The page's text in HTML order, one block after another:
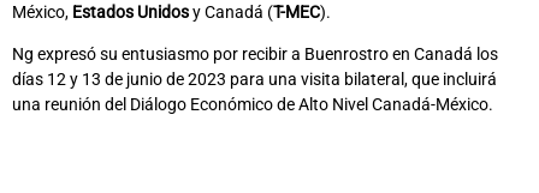
México, Estados Unidosy Canadá (T-MEC).
Ng expresó su entusiasmo por recibir a Buenrostro en Canadá los
días 12 y 13 de junio de 2023 para una visita bilateral, que incluirá
una reunión del Diálogo Económico de Alto Nivel Canadá-México.